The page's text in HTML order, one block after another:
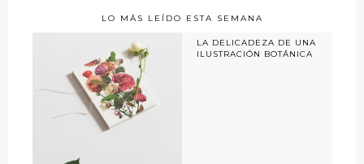
LO MÁS LEÍDO ESTA SEMANA
LA DELICADEZA DE UNA
ILUSTRACIÓN BOTÁNICA